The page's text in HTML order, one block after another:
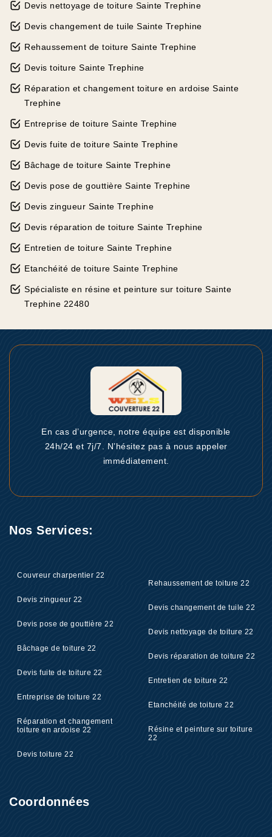
Devis nettoyage de toiture Sainte Trephine
Devis changement de tuile Sainte Trephine
Rehaussement de toiture Sainte Trephine
Devis toiture Sainte Trephine
Réparation et changement toiture en ardoise Sainte
Trephine
Entreprise de toiture Sainte Trephine
Devis fuite de toiture Sainte Trephine
Bâchage de toiture Sainte Trephine
Devis pose de gouttière Sainte Trephine
Devis zingueur Sainte Trephine
Devis réparation de toiture Sainte Trephine
Entretien de toiture Sainte Trephine
Etanchéité de toiture Sainte Trephine
Spécialiste en résine et peinture sur toiture Sainte
Trephine 22480
En cas d’urgence, notre équipe est disponible
24h/24 et 7j/7. N’hésitez pas à nous appeler
immédiatement.
Nos Services:
Couvreur charpentier 22
Devis zingueur 22
Devis pose de gouttière 22
Bâchage de toiture 22
Devis fuite de toiture 22
Entreprise de toiture 22
Réparation et changement
toiture en ardoise 22
Devis toiture 22
Rehaussement de toiture 22
Devis changement de tuile 22
Devis nettoyage de toiture 22
Devis réparation de toiture 22
Entretien de toiture 22
Etanchéité de toiture 22
Résine et peinture sur toiture
22
Coordonnées